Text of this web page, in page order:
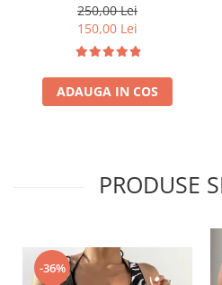
250,00 Lei
150,00 Lei
ADAUGA IN COS
PRODUSE
-36%